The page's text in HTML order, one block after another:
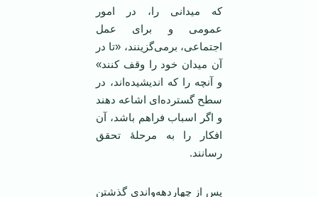
که میدانی را، در امور
عمومی و برای عمل
اجتماعی، برمی‌گزینند، «تا در
آن میدان خود را وقف کنند»
و آنچه را که اندیشیده‌اند، در
سطح گسترده‌ای اشاعه دهند
و اگر اسباب فراهم باشد، آن
افکار را به مرحلۀ تحقق
رسانند.
پس از چهاردهه‌واندی گذشتن